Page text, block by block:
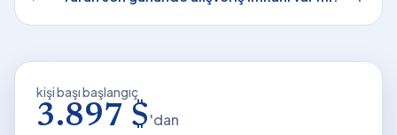
kişi başı başlangıç
3.897 $'dan